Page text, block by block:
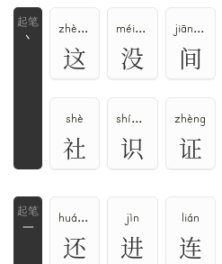
丶
zhè、zhèi
这
méi、mò
没
jiān、jiàn
间
shè
社
shí、zhì
识
zhèng
证
一
huán、hái
还
jìn
进
lián
连